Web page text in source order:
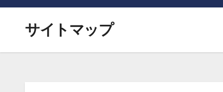
サイトマップ